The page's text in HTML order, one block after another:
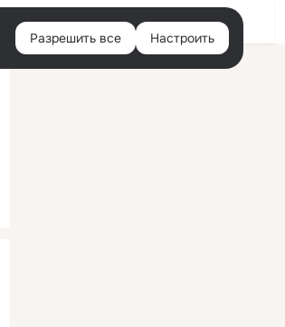
Войти
Разрешить все Настроить